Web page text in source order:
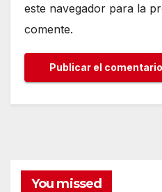
este navegador para la
comente.
You missed